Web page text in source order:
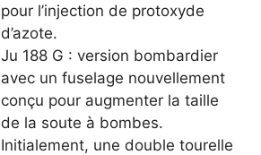
pour l’injection de protoxyde
d’azote.
Ju 188 G : version bombardier
avec un fuselage nouvellement
conçu pour augmenter la taille
de la soute à bombes.
Initialement, une double tourelle